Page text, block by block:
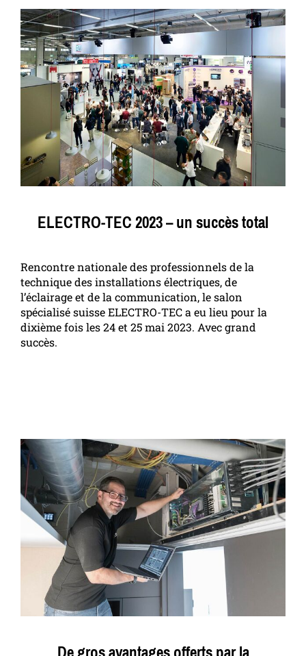
ELECTRO-TEC 2023 – un succès total
Rencontre nationale des professionnels de la
technique des installations électriques, de
l’éclairage et de la communication, le salon
spécialisé suisse ELECTRO-TEC a eu lieu pour la
dixième fois les 24 et 25 mai 2023. Avec grand
succès.